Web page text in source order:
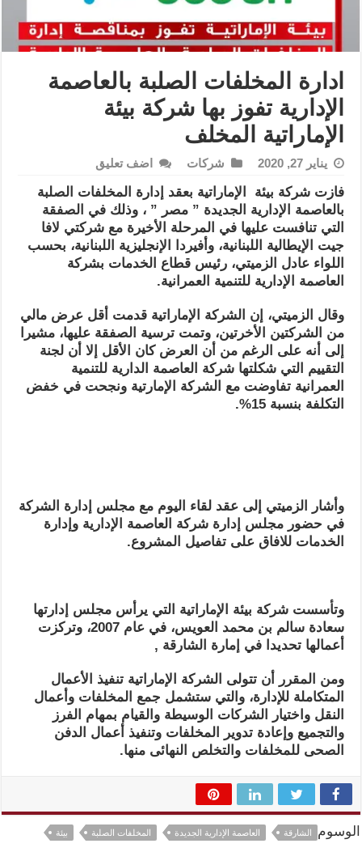
ادارة المخلفات الصلبة بالعاصمة
الإدارية تفوز بها شركة بيئة
الإماراتية المخلف
يناير 27, 2020 شركات اضف تعليق
فازت شركة بيئة الإماراتية بعقد إدارة المخلفات الصلبة
بالعاصمة الإدارية الجديدة ” مصر ” ، وذلك في الصفقة
التي تنافست عليها في المرحلة الأخيرة مع شركتي لافا
جيت الإيطالية اللبنانية، وأفيردا الإنجليزية اللبنانية، بحسب
اللواء عادل الزميتي، رئيس قطاع الخدمات بشركة
العاصمة الإدارية للتنمية العمرانية.
وقال الزميتي، إن الشركة الإماراتية قدمت أقل عرض مالي
من الشركتين الأخرتين، وتمت ترسية الصفقة عليها، مشيرا
إلى أنه على الرغم من أن العرض كان الأقل إلا أن لجنة
التقييم التي شكلتها شركة العاصمة الدارية للتنمية
العمرانية تفاوضت مع الشركة الإمارتية ونجحت في خفض
التكلفة بنسبة 15%.
وأشار الزميتي إلى عقد لقاء اليوم مع مجلس إدارة الشركة
في حضور مجلس إدارة شركة العاصمة الإدارية وإدارة
الخدمات للافاق على تفاصيل المشروع.
وتأسست شركة بيئة الإماراتية التي يرأس مجلس إدارتها
سعادة سالم بن محمد العويس، في عام 2007، وتركزت
أعمالها تحديدا في إمارة الشارقة ,
ومن المقرر أن تتولى الشركة الإماراتية تنفيذ الأعمال
المتكاملة للإدارة، والتي ستشمل جمع المخلفات وأعمال
النقل واختيار الشركات الوسيطة والقيام بمهام الفرز
والتجميع وإعادة تدوير المخلفات وتنفيذ أعمال الدفن
الصحى للمخلفات والتخلص النهائى منها.
الوسوم الشارقة العاصمة الإدارية الجديدة المخلفات الصلبة بيئة